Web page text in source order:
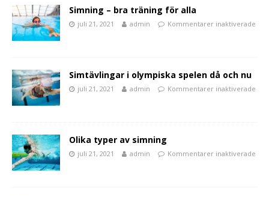
Simning – bra träning för alla
juli 21, 2021 admin Kommentarer inaktiverade
Simtävlingar i olympiska spelen då och nu
juli 21, 2021 admin Kommentarer inaktiverade
Olika typer av simning
juli 21, 2021 admin Kommentarer inaktiverade